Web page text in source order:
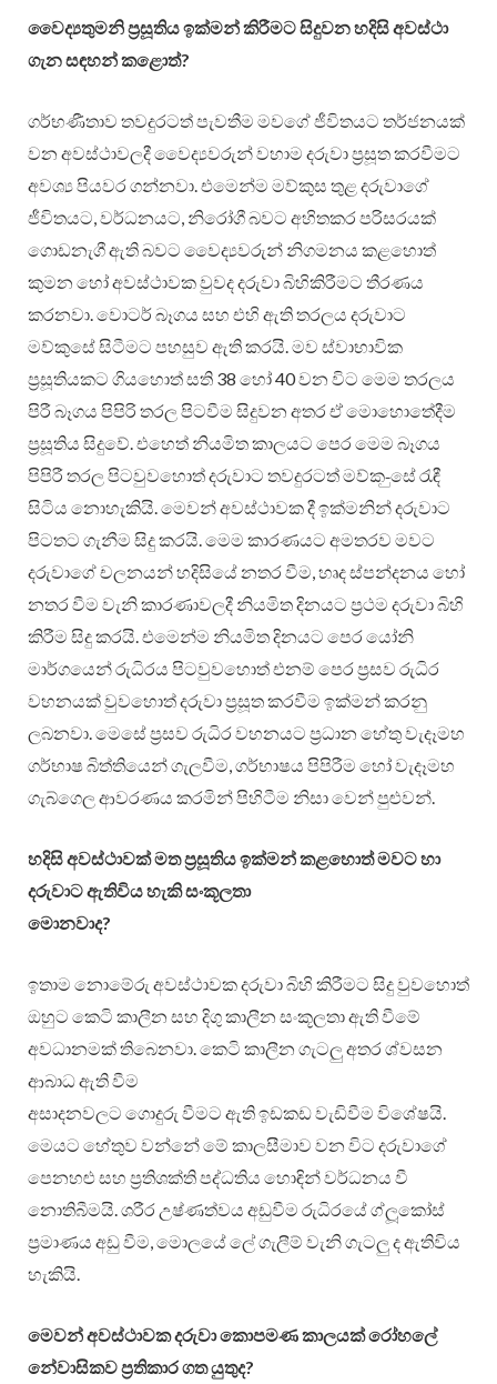
වෛද්‍යතුමනි ප්‍රසූතිය ඉක්මන් කිරීමට සිදුවන හදිසි අවස්ථා
ගැන සඳහන් කළොත්?
ගර්භණීතාව තවදුරටත් පැවතීම මවගේ ජීවිතයට තර්ජනයක්
වන අවස්ථාවලදී වෛද්‍යවරුන් වහාම දරුවා ප්‍රසූත කරවීමට
අවශ්‍ය පියවර ගන්නවා. එමෙන්ම මව්කුස තුළ දරුවාගේ
ජීවිතයට, වර්ධනයට, නිරෝගී බවට අහිතකර පරිසරයක්
ගොඩනැගී ඇති බවට වෛද්‍යවරුන් නිගමනය කළහොත්
කුමන හෝ අවස්ථාවක වුවද දරුවා බිහිකිරීමට තීරණය
කරනවා. වොටර් බෑගය සහ එහි ඇති තරලය දරුවාට
මව්කුසේ සිටීමට පහසුව ඇති කරයි. මව ස්වාභාවික
ප්‍රසූතියකට ගියහොත් සති 38 හෝ 40 වන විට මෙම තරලය
පිරී බෑගය පිපිරි තරල පිටවීම සිදුවන අතර ඒ මොහොතේදීම
ප්‍රසූතිය සිදුවේ. එහෙත් නියමිත කාලයට පෙර මෙම බෑගය
පිපිරී තරල පිටවුවහොත් දරුවාට තවදුරටත් මව්ක-ුසේ රැඳී
සිටිය නොහැකියි. මෙවන් අවස්ථාවක දී ඉක්මනින් දරුවාට
පිටතට ගැනීම සිදු කරයි. මෙම කාරණයට අමතරව මවට
දරුවාගේ චලනයන් හදිසියේ නතර වීම, හෘද ස්පන්දනය හෝ
නතර වීම වැනි කාරණාවලදී නියමිත දිනයට ප්‍රථම දරුවා බිහි
කිරීම සිදු කරයි. එමෙන්ම නියමිත දිනයට පෙර යෝනි
මාර්ගයෙන් රුධිරය පිටවුවහොත් එනම් පෙර ප්‍රසව රුධිර
වහනයක් වුවහොත් දරුවා ප්‍රසූත කරවීම ඉක්මන් කරනු
ලබනවා. මෙසේ ප්‍රසව රුධිර වහනයට ප්‍රධාන හේතු වැදෑමහ
ගර්භාෂ බිත්තියෙන් ගැලවීම, ගර්භාෂය පිපිරීම හෝ වැදෑමහ
ගැබ්ගෙල ආවරණය කරමින් පිහිටීම නිසා වෙන් පුළුවන්.
හදිසි අවස්ථාවක් මත ප්‍රසූතිය ඉක්මන් කළහොත් මවට හා
දරුවාට ඇතිවිය හැකි සංකූලතා
මොනවාද?
ඉතාම නොමේරු අවස්ථාවක දරුවා බිහි කිරීමට සිදු වුවහොත්
ඔහුට කෙටි කාලීන සහ දිගු කාලීන සංකූලතා ඇති වීමේ
අවධානමක් තිබෙනවා. කෙටි කාලීන ගැටලු අතර ශ්වසන
ආබාධ ඇති වීම
අසාදනවලට ගොදුරු වීමට ඇති ඉඩකඩ වැඩිවීම විශේෂයි.
මෙයට හේතුව වන්නේ මේ කාලසීමාව වන විට දරුවාගේ
පෙනහළු සහ ප්‍රතිශක්ති පද්ධතිය හොඳින් වර්ධනය වී
නොතිබීමයි. ශරීර උෂ්ණත්වය අඩුවීම රුධිරයේ ග්ලූකෝස්
ප්‍රමාණය අඩු වීම, මොලයේ ලේ ගැලීම් වැනි ගැටලු ද ඇතිවිය
හැකියි.
මෙවන් අවස්ථාවක දරුවා කොපමණ කාලයක් රෝහලේ
නේවාසිකව ප්‍රතිකාර ගත යුතුද?